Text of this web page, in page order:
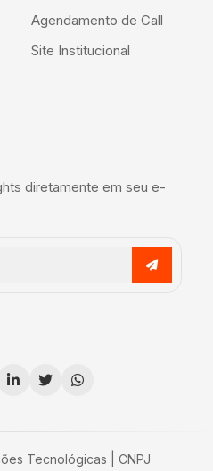
Agendamento de Call
Site Institucional
diretamente em seu e-
Tecnológicas | CNPJ